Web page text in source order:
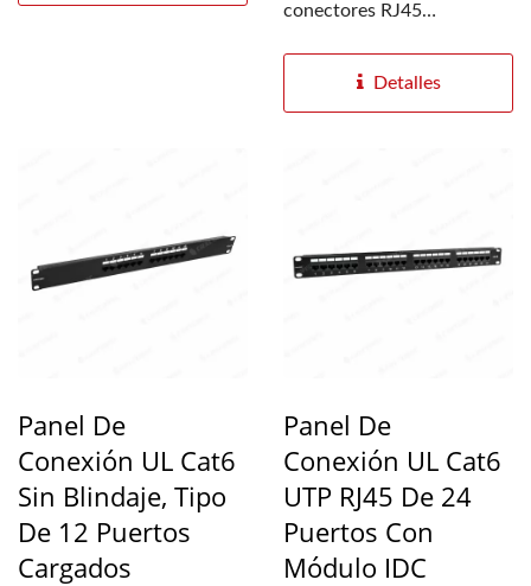
conectores RJ45
en formato 1U de 19
pulgadas,...
Detalles
Panel De
Conexión UL Cat6
Sin Blindaje, Tipo
De 12 Puertos
Cargados
Panel De
Conexión UL Cat6
UTP RJ45 De 24
Puertos Con
Módulo IDC